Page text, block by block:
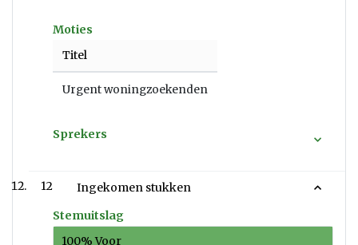
Moties
Titel
Urgent woningzoekenden
Sprekers
12
Ingekomen stukken
Stemuitslag
100% Voor